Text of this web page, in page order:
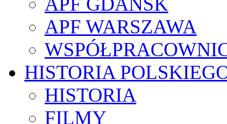
APF WARSZAWA
HISTORIA
HISTORIA
FILMY